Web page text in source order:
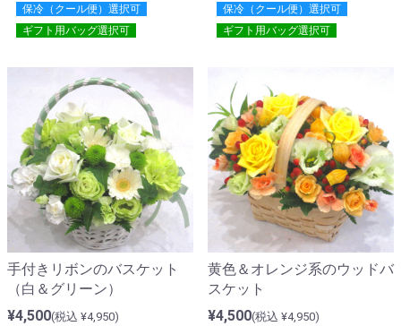
保冷（クール便）選択可
ギフト用バッグ選択可
保冷（クール便）選択可
ギフト用バッグ選択可
手付きリボンのバスケット
（白＆グリーン）
¥4,500(税込 ¥4,950)
黄色＆オレンジ系のウッドバ
スケット
¥4,500(税込 ¥4,950)